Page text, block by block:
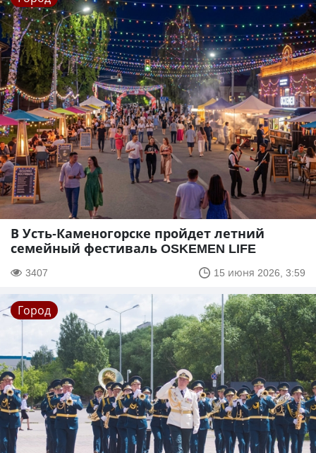
В Усть-Каменогорске пройдет летний
семейный фестиваль OSKEMEN LIFE
3407 15 июня 2026, 3:59
Город